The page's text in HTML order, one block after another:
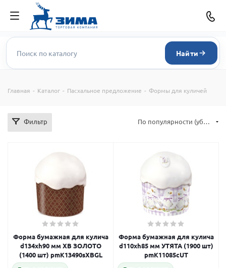
Найти
Главная - Каталог - Пасхальное предложение - Формы для куличей
Фильтр По популярности (убывание)
Форма бумажная для кулича
d134xh90 мм ХВ ЗОЛОТО
(1400 шт) pmK13490sXBGL
Форма бумажная для кулича
d110xh85 мм УТЯТА (1900 шт)
pmK11085cUT